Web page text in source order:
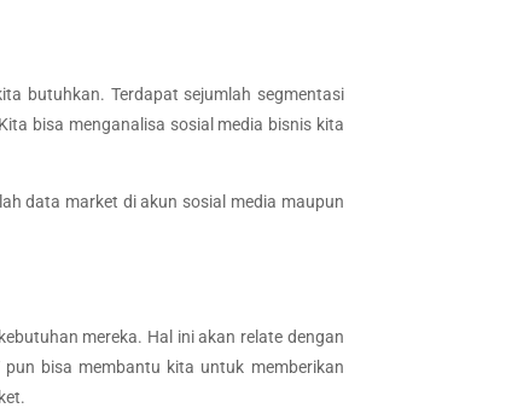
butuhkan. Terdapat sejumlah segmentasi
bisa menganalisa sosial media bisnis kita
data market di akun sosial media maupun
mereka. Hal ini akan relate dengan
bisa membantu kita untuk memberikan